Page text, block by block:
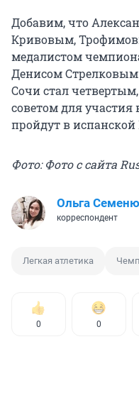
Добавим, что
Кривовым,
медалистом
Денисом
Сочи стал
советом для участия
пройдут в
Фото: Фото с сайта
Ольга
корреспондент
Легкая атлетика
0 0